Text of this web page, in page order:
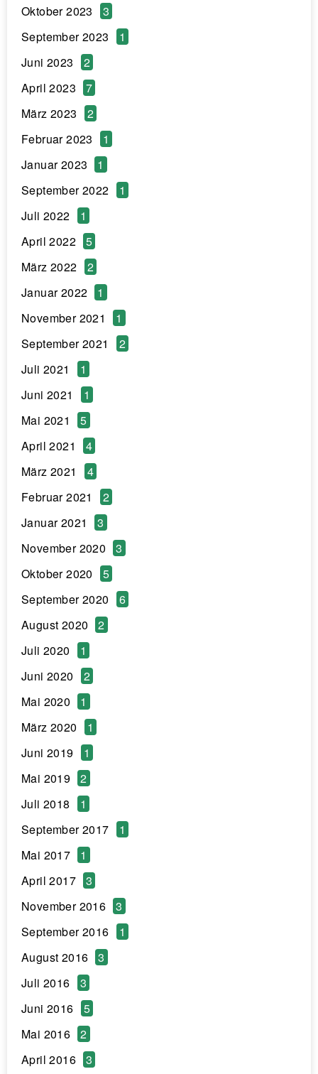
Oktober 2023
3
September 2023
1
Juni 2023
2
April 2023
7
März 2023
2
Februar 2023
1
Januar 2023
1
September 2022
1
Juli 2022
1
April 2022
5
März 2022
2
Januar 2022
1
November 2021
1
September 2021
2
Juli 2021
1
Juni 2021
1
Mai 2021
5
April 2021
4
März 2021
4
Februar 2021
2
Januar 2021
3
November 2020
3
Oktober 2020
5
September 2020
6
August 2020
2
Juli 2020
1
Juni 2020
2
Mai 2020
1
März 2020
1
Juni 2019
1
Mai 2019
2
Juli 2018
1
September 2017
1
Mai 2017
1
April 2017
3
November 2016
3
September 2016
1
August 2016
3
Juli 2016
3
Juni 2016
5
Mai 2016
2
April 2016
3